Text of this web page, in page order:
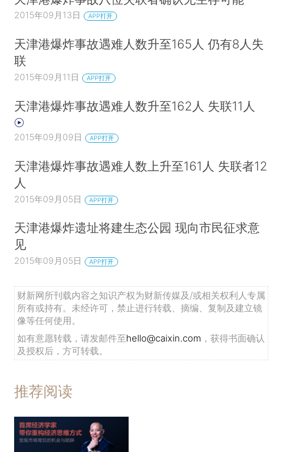
2015年09月13日 APP打开
天津港爆炸事故遇难人数升至165人 仍有8人失
联
2015年09月11日 APP打开
天津港爆炸事故遇难人数升至162人 失联11人
2015年09月09日 APP打开
天津港爆炸事故遇难人数上升至161人 失联者12
人
2015年09月05日 APP打开
天津港爆炸遗址将建生态公园 现向市民征求意
见
2015年09月05日 APP打开
财新网所刊载内容之知识产权为财新传媒及/或相关权利人专属
所有或持有。未经许可，禁止进行转载、摘编、复制及建立镜
像等任何使用。
如有意愿转载，请发邮件至hello@caixin.com ，获得书面确认
及授权后，方可转载。
推荐阅读